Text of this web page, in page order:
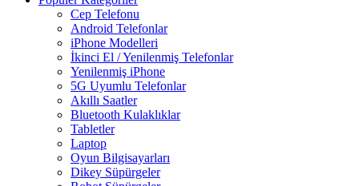
Cep Telefonu
Android Telefonlar
iPhone Modelleri
İkinci El / Yenilenmiş Telefonlar
Yenilenmiş iPhone
5G Uyumlu Telefonlar
Akıllı Saatler
Bluetooth Kulaklıklar
Tabletler
Laptop
Oyun Bilgisayarları
Dikey Süpürgeler